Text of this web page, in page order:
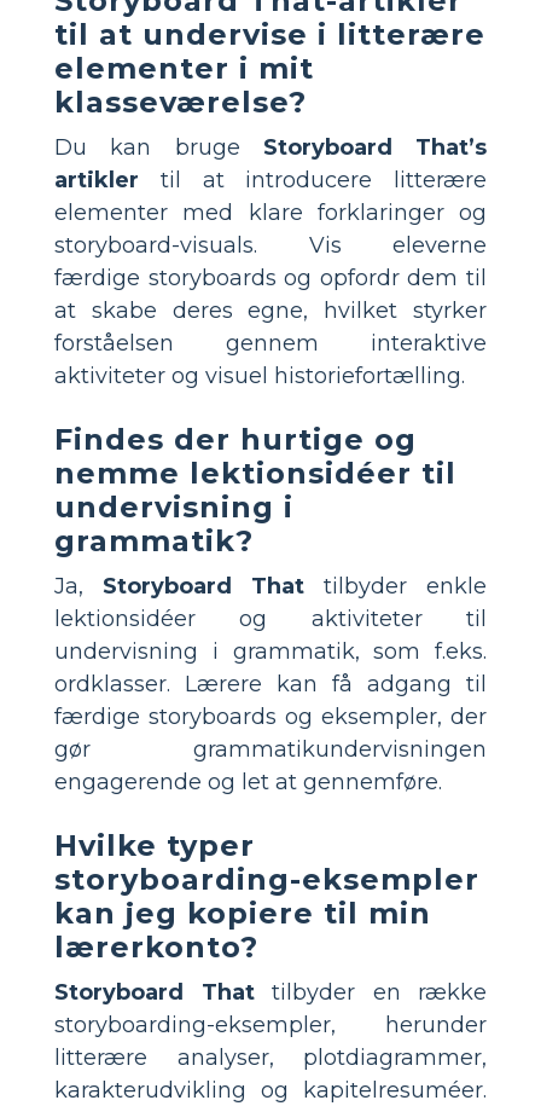
til at undervise i litterære
elementer i mit
klasseværelse?
Du kan bruge Storyboard That’s
artikler til at introducere litterære
elementer med klare forklaringer og
storyboard-visuals. Vis eleverne
færdige storyboards og opfordr dem til
at skabe deres egne, hvilket styrker
forståelsen gennem interaktive
aktiviteter og visuel historiefortælling.
Findes der hurtige og
nemme lektionsidéer til
undervisning i
grammatik?
Ja, Storyboard That tilbyder enkle
lektionsidéer og aktiviteter til
undervisning i grammatik, som f.eks.
ordklasser. Lærere kan få adgang til
færdige storyboards og eksempler, der
gør grammatikundervisningen
engagerende og let at gennemføre.
Hvilke typer
storyboarding-eksempler
kan jeg kopiere til min
lærerkonto?
Storyboard Thattilbyder en række
storyboarding-eksempler, herunder
litterære analyser, plotdiagrammer,
karakterudvikling og kapitelresuméer.